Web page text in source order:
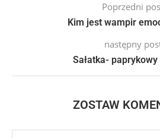
Poprzedni
Kim jest wampir
następny
Sałatka-
ZOSTAW